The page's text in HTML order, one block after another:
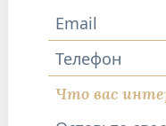
Телефон
Что вас